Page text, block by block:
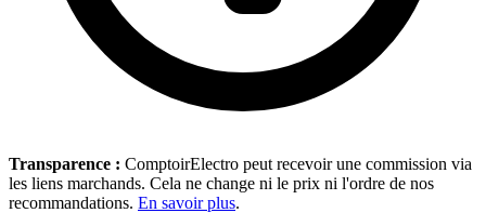
Transparence : ComptoirElectro peut recevoir une commission via
les liens marchands. Cela ne change ni le prix ni l'ordre de nos
recommandations. En savoir plus.